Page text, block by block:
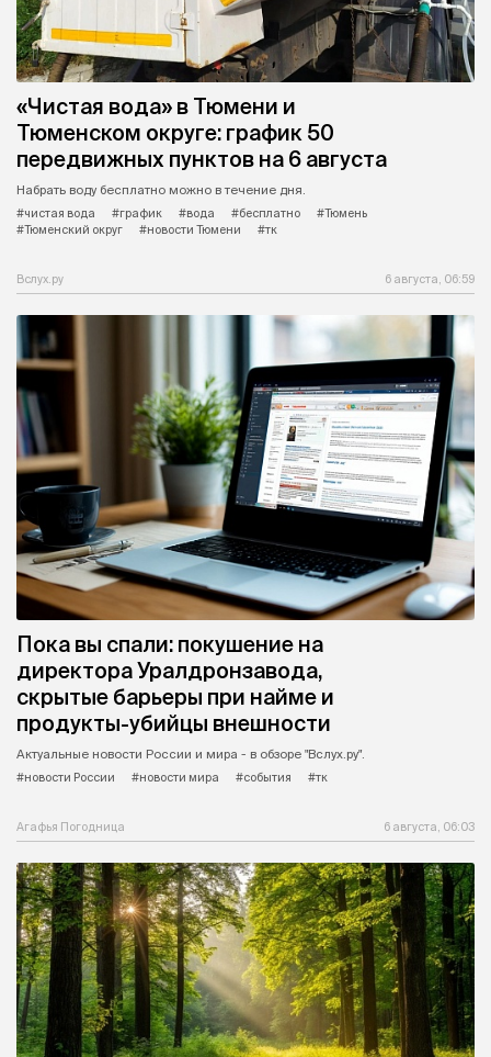
«Чистая вода» в Тюмени и
Тюменском округе: график 50
передвижных пунктов на 6 августа
Набрать воду бесплатно можно в течение дня.
#чистая вода
#график #вода #бесплатно
#Тюмень
#Тюменский округ
#новости Тюмени #тк
Вслух.ру 6 августа, 06:59
Пока вы спали: покушение на
директора Уралдронзавода,
скрытые барьеры при найме и
продукты-убийцы внешности
Актуальные новости России и мира - в обзоре "Вслух.ру".
#новости России
#новости мира #события #тк
Агафья Погодница 6 августа, 06:03